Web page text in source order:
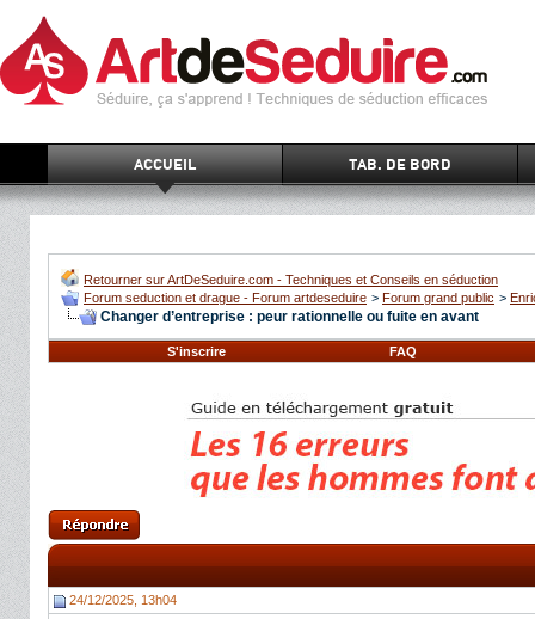
ACCUEIL TAB. DE BORD
Retourner sur ArtDeSeduire.com - Techniques et Conseils en séduction
Forum seduction et drague - Forum artdeseduire > Forum grand public >
Changer d’entreprise : peur rationnelle ou fuite en avant
S'inscrire FAQ
24/12/2025, 13h04